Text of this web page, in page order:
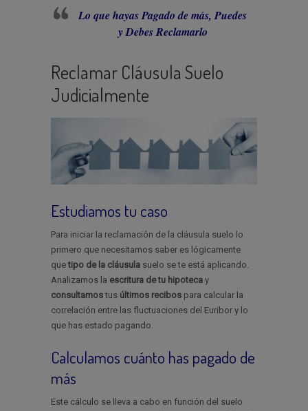
Lo que hayas Pagado de más, Puedes
y Debes Reclamarlo
Reclamar Cláusula Suelo
Judicialmente
Estudiamos tu caso
Para iniciar la reclamación de la cláusula suelo lo
primero que necesitamos saber es lógicamente
quetipo de la cláusula suelo se te está aplicando.
Analizamos la escritura de tu hipoteca y
consultamostus últimos recibos para calcular la
correlación entre las fluctuaciones del Euribor y lo
que has estado pagando.
Calculamos cuánto has pagado de
más
Este cálculo se lleva a cabo en función del suelo